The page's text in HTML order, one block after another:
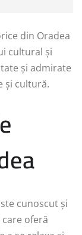
din Oradea
cultural și
și admirate
și cultură.
cunoscut și
oferă